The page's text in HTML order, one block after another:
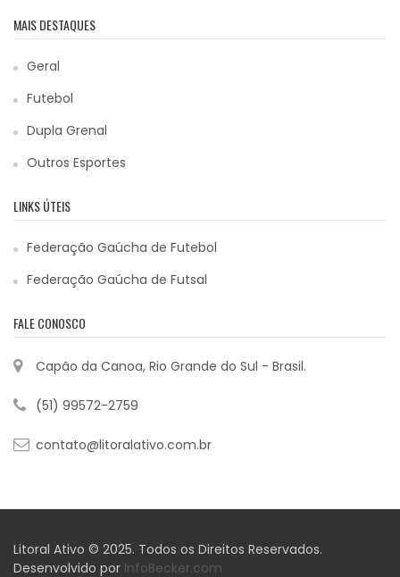
MAIS DESTAQUES
Geral
Futebol
Dupla Grenal
Outros Esportes
LINKS ÚTEIS
Federação Gaúcha de Futebol
Federação Gaúcha de Futsal
FALE CONOSCO
Capão da Canoa, Rio Grande do Sul - Brasil.
(51) 99572-2759
contato@litoralativo.com.br
Litoral Ativo © 2025. Todos os Direitos Reservados.
Desenvolvido por InfoBecker.com